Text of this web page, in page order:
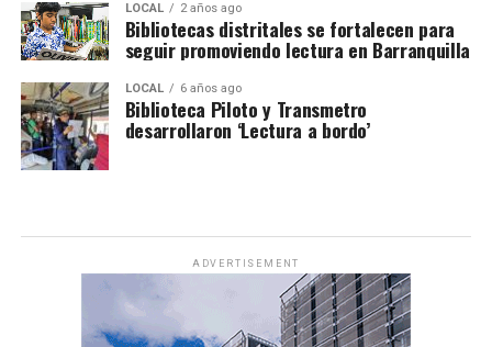
LOCAL 2 años ago
Bibliotecas distritales se fortalecen para
seguir promoviendo lectura en Barranquilla
LOCAL 6 años ago
Biblioteca Piloto y Transmetro
desarrollaron ‘Lectura a bordo’
ADVERTISEMENT